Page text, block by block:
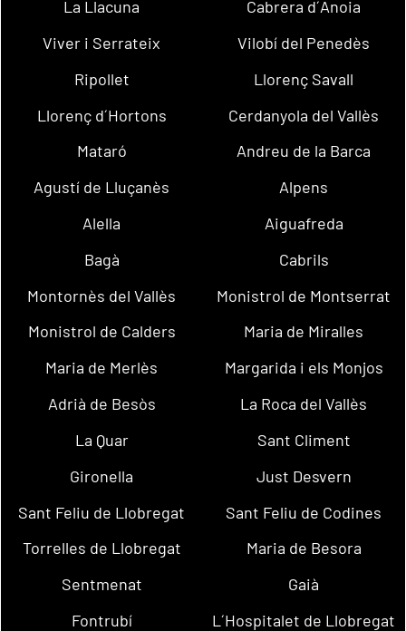
La Llacuna
Cabrera d´Anoia
Viver i Serrateix
Vilobí del Penedès
Ripollet
Llorenç Savall
Llorenç d´Hortons
Cerdanyola del Vallès
Mataró
Andreu de la Barca
Agustí de Lluçanès
Alpens
Alella
Aiguafreda
Bagà
Cabrils
Montornès del Vallès
Monistrol de Montserrat
Monistrol de Calders
Maria de Miralles
Maria de Merlès
Margarida i els Monjos
Adrià de Besòs
La Roca del Vallès
La Quar
Sant Climent
Gironella
Just Desvern
Sant Feliu de Llobregat
Sant Feliu de Codines
Torrelles de Llobregat
Maria de Besora
Sentmenat
Gaià
Fontrubí
L´Hospitalet de Llobregat